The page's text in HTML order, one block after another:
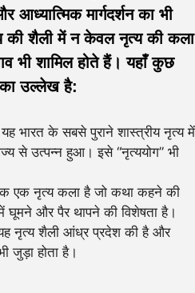
आध्यात्मिक मार्गदर्शन का भी
की शैली में न केवल नृत्य की कला
भी शामिल होते हैं। यहाँ कुछ
का उल्लेख है:
यह भारत के सबसे पुराने शास्त्रीय नृत्य में
से उत्पन्न हुआ। इसे “नृत्ययोग” भी
एक नृत्य कला है जो कथा कहने की
घूमने और पैर थापने की विशेषता है।
नृत्य शैली आंध्र प्रदेश की है और
जुड़ा होता है।